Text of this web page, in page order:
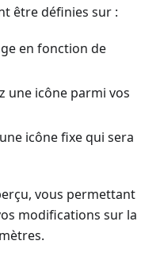
être définies sur :
en fonction de
une icône parmi vos
icône fixe qui sera
vous permettant
modifications sur la